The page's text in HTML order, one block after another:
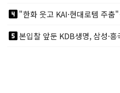
looks_4"한화 웃고 KAI·현대로템 주
looks_5본입찰 앞둔 KDB생명, 삼성·